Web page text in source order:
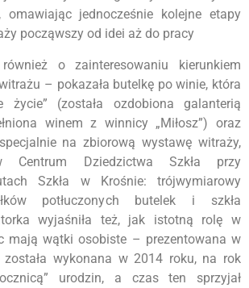
omawiając jednocześnie kolejne etapy
począwszy od idei aż do pracy
o zainteresowaniu kierunkiem
– pokazała butelkę po winie, która
życie” (została ozdobiona galanterią
winem z winnicy „Miłosz”) oraz
na zbiorową wystawę witraży,
Centrum Dziedzictwa Szkła przy
Szkła w Krośnie: trójwymiarowy
potłuczonych butelek i szkła
wyjaśniła też, jak istotną rolę w
mają wątki osobiste – prezentowana w
została wykonana w 2014 roku, na rok
urodzin, a czas ten sprzyjał